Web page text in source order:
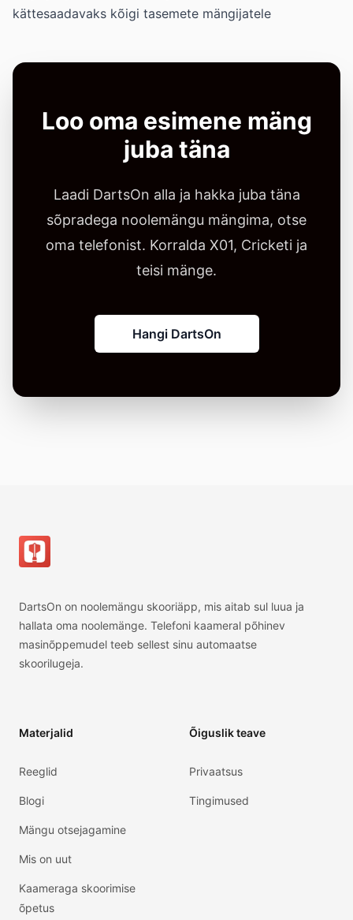
kättesaadavaks kõigi tasemete mängijatele
Loo oma esimene mäng
juba täna
Laadi DartsOn alla ja hakka juba täna
sõpradega noolemängu mängima, otse
oma telefonist. Korralda X01, Cricketi ja
teisi mänge.
Hangi DartsOn
DartsOn on noolemängu skooriäpp, mis aitab sul luua ja
hallata oma noolemänge. Telefoni kaameral põhinev
masinõppemudel teeb sellest sinu automaatse
skoorilugeja.
Materjalid
Reeglid
Blogi
Mängu otsejagamine
Mis on uut
Kaameraga skoorimise
õpetus
Õiguslik teave
Privaatsus
Tingimused